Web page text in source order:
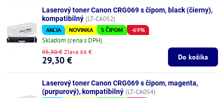
Laserový toner Canon CRG069 s čipom, black (čierny),
kompatibilný (LT-CA052)
AKCIA NOVINKA S ČIPOM -69%
Skladom (cena s DPH)
29,30 €
95,30 € Zľava 66 €
Do košíka
Laserový toner Canon CRG069 s čipom, magenta,
(purpurový), kompatibilný (LT-CA054)